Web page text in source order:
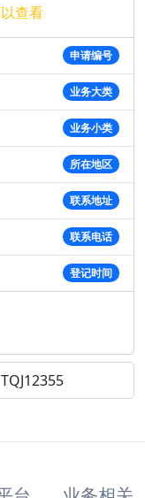
查看
申请编号
业务大类
业务小类
所在地区
联系地址
联系电话
登记时间